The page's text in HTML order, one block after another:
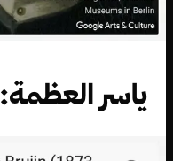
ياسر العظمة: